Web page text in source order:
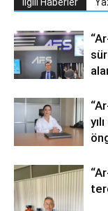
İlgili Haberler